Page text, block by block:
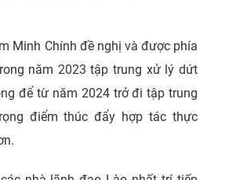
Minh Chính đề nghị và được phía
năm 2023 tập trung xử lý dứt
để từ năm 2024 trở đi tập trung
điểm thúc đẩy hợp tác thực